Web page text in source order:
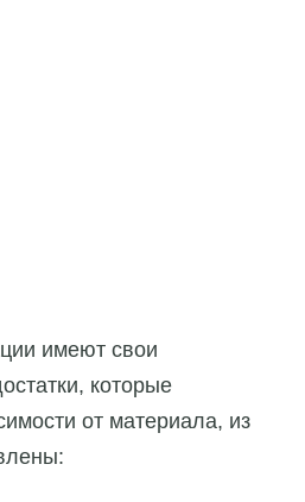
имеют свои
которые
от материала, из